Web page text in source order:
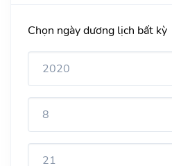
Chọn ngày dương lịch bất kỳ